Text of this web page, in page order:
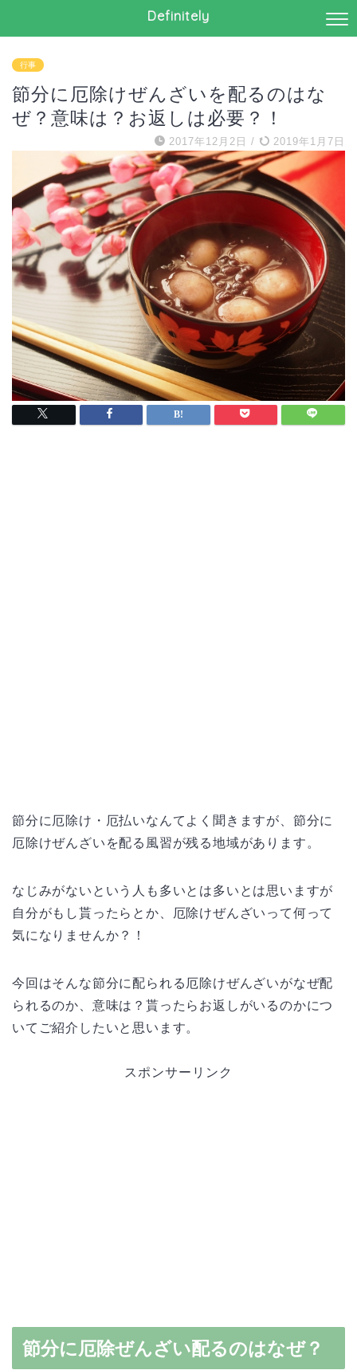
Definitely
行事
節分に厄除けぜんざいを配るのはな
ぜ？意味は？お返しは必要？！
2017年12月2日 / 2019年1月7日
節分に厄除け・厄払いなんてよく聞きますが、節分に
厄除けぜんざいを配る風習が残る地域があります。
なじみがないという人も多いとは多いとは思いますが
自分がもし貰ったらとか、厄除けぜんざいって何って
気になりませんか？！
今回はそんな節分に配られる厄除けぜんざいがなぜ配
られるのか、意味は？貰ったらお返しがいるのかにつ
いてご紹介したいと思います。
スポンサーリンク
節分に厄除ぜんざい配るのはなぜ？